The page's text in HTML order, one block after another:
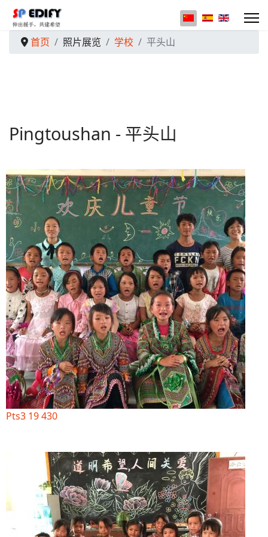
选择你的语音
首页
照片展览 学校 平头山
Pingtoushan - 平头山
Pts3 19 430